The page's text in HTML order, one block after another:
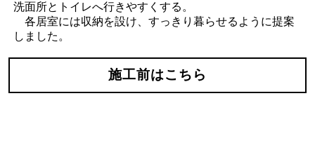
洗面所とトイレへ行きやすくする。
各居室には収納を設け、すっきり暮らせるように提案
しました。
施工前はこちら